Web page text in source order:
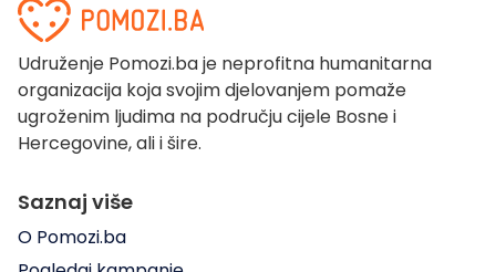
Udruženje Pomozi.ba je neprofitna humanitarna
organizacija koja svojim djelovanjem pomaže
ugroženim ljudima na području cijele Bosne i
Hercegovine, ali i šire.
Saznaj više
O Pomozi.ba